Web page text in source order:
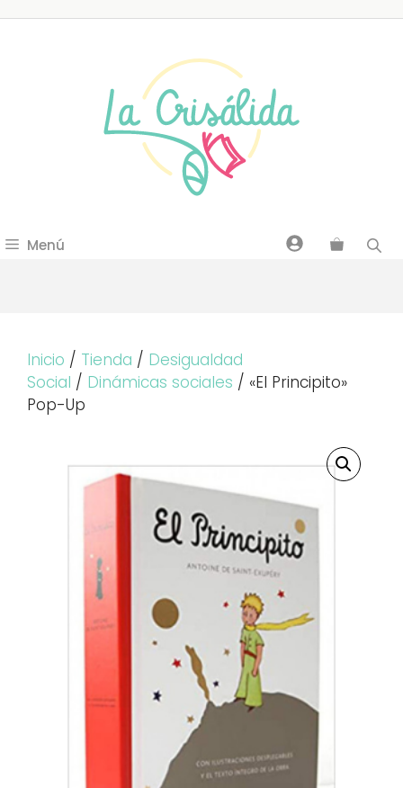
Menú
Inicio / Tienda / Desigualdad
Social / Dinámicas sociales / «El Principito»
Pop-Up